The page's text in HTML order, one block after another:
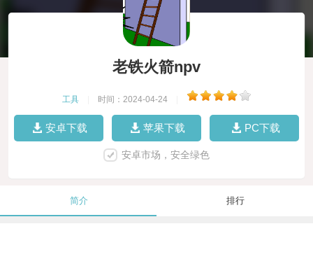
老铁火箭npv
工具 时间：2024-04-24
安卓下载 苹果下载 PC下载
安卓市场，安全绿色
简介 排行